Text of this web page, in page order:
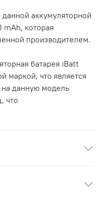
аккумуляторной
mAh, которая
производителем.
батарея iBatt
маркой, что является
на данную модель
что